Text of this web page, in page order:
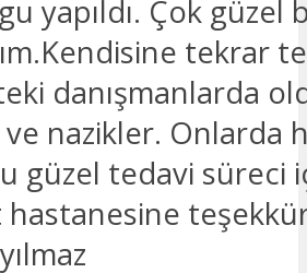
yapıldı. Çok güzel
tekrar
danışmanlarda
nazikler. Onlarda
güzel tedavi süreci